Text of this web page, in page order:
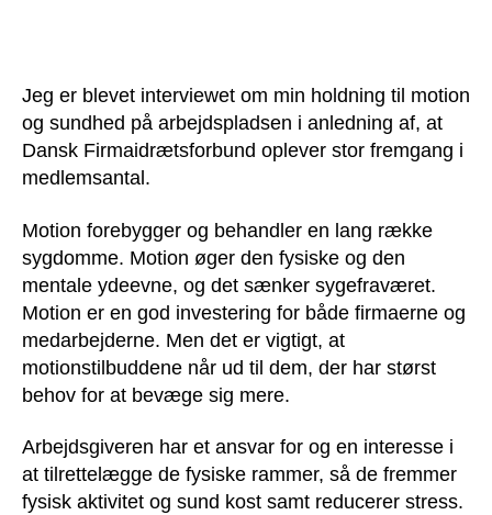
Jeg er blevet interviewet om min holdning til motion
og sundhed på arbejdspladsen i anledning af, at
Dansk Firmaidrætsforbund oplever stor fremgang i
medlemsantal.
Motion forebygger og behandler en lang række
sygdomme. Motion øger den fysiske og den
mentale ydeevne, og det sænker sygefraværet.
Motion er en god investering for både firmaerne og
medarbejderne. Men det er vigtigt, at
motionstilbuddene når ud til dem, der har størst
behov for at bevæge sig mere.
Arbejdsgiveren har et ansvar for og en interesse i
at tilrettelægge de fysiske rammer, så de fremmer
fysisk aktivitet og sund kost samt reducerer stress.